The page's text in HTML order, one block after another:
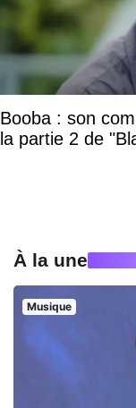
Booba : son
la partie 2 de
À la une
Musique